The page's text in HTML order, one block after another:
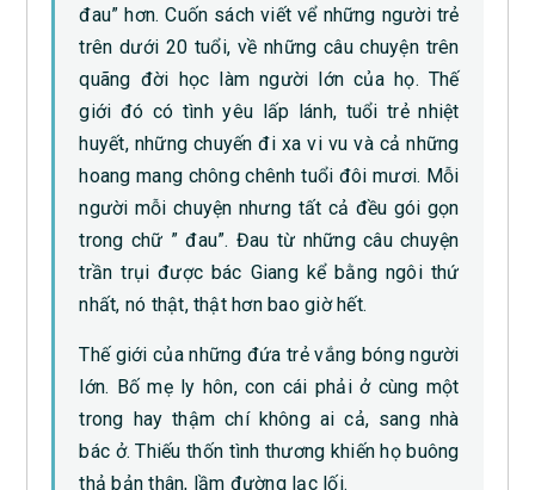
đau” hơn. Cuốn sách viết vể những người trẻ
trên dưới 20 tuổi, về những câu chuyện trên
quãng đời học làm người lớn của họ. Thế
giới đó có tình yêu lấp lánh, tuổi trẻ nhiệt
huyết, những chuyến đi xa vi vu và cả những
hoang mang chông chênh tuổi đôi mươi. Mỗi
người mỗi chuyện nhưng tất cả đều gói gọn
trong chữ ” đau”. Đau từ những câu chuyện
trần trụi được bác Giang kể bằng ngôi thứ
nhất, nó thật, thật hơn bao giờ hết.
Thế giới của những đứa trẻ vắng bóng người
lớn. Bố mẹ ly hôn, con cái phải ở cùng một
trong hay thậm chí không ai cả, sang nhà
bác ở. Thiếu thốn tình thương khiến họ buông
thả bản thân, lầm đường lạc lối.